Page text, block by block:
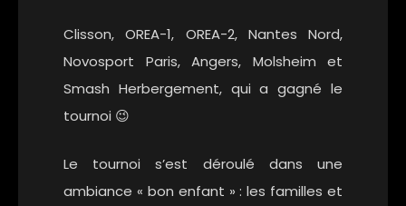
Clisson, OREA-1, OREA-2, Nantes Nord,
Novosport Paris, Angers, Molsheim et
Smash Herbergement, qui a gagné le
tournoi 😉
Le tournoi s’est déroulé dans une
ambiance « bon enfant » : les familles et